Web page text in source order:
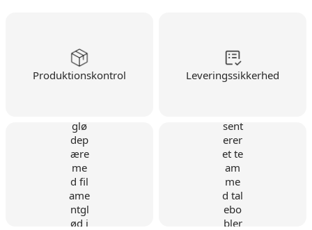
Produktionskontrol Leveringssikkerhed